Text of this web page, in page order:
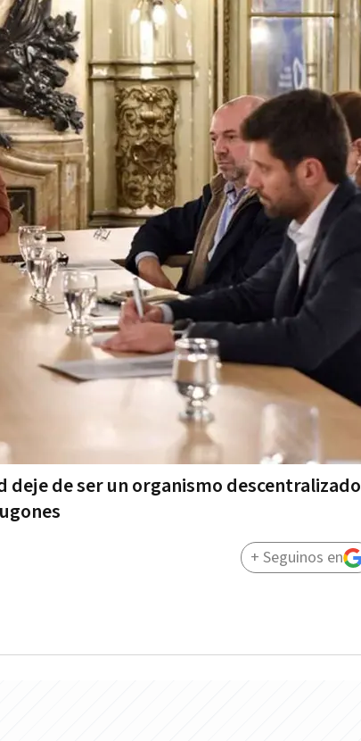
deje de ser un organismo descentralizado
+ Seguinos en